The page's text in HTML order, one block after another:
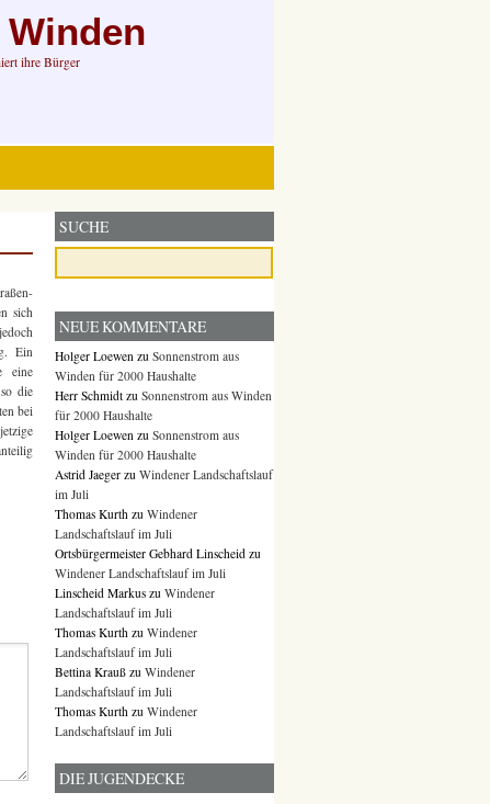
ihre Bürger
sich
Ein
eine
die
bei
SUCHE
NEUE KOMMENTARE
Holger Loewen zu Sonnenstrom aus
Winden für 2000 Haushalte
Herr Schmidt zu Sonnenstrom aus Winden
für 2000 Haushalte
Holger Loewen zu Sonnenstrom aus
Winden für 2000 Haushalte
Astrid Jaeger zu Windener Landschaftslauf
im Juli
Thomas Kurth zu Windener
Landschaftslauf im Juli
Ortsbürgermeister Gebhard Linscheid zu
Windener Landschaftslauf im Juli
Linscheid Markus zu Windener
Landschaftslauf im Juli
Thomas Kurth zu Windener
Landschaftslauf im Juli
Bettina Krauß zu Windener
Landschaftslauf im Juli
Thomas Kurth zu Windener
Landschaftslauf im Juli
DIE JUGENDECKE